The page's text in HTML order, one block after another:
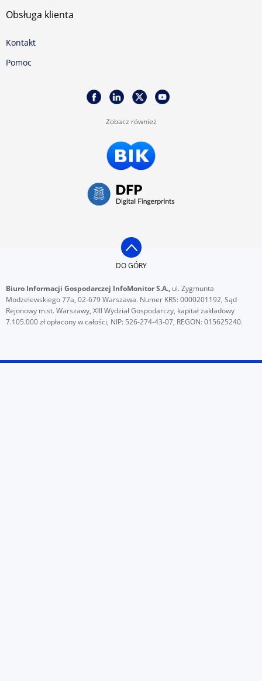
Obsługa klienta
Kontakt
Pomoc
Zobacz również
DO GÓRY
Biuro Informacji Gospodarczej InfoMonitor S.A., ul. Zygmunta
Modzelewskiego 77a, 02-679 Warszawa. Numer KRS: 0000201192, Sąd
Rejonowy m.st. Warszawy, XIII Wydział Gospodarczy, kapitał zakładowy
7.105.000 zł opłacony w całości, NIP: 526-274-43-07, REGON: 015625240.